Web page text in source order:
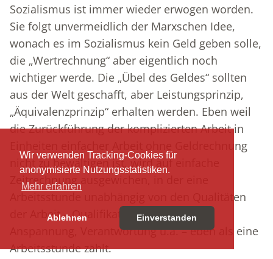
Wir verwenden Tracking-Cookies für
anonymisierte Nutzungsstatistiken.
Mehr erfahren
Ablehnen Einverstanden
Sozialismus ist immer wieder erwogen worden.
Sie folgt unvermeidlich der Marxschen Idee,
wonach es im Sozialismus kein Geld geben solle,
die „Wertrechnung“ aber eigentlich noch
wichtiger werde. Die „Übel des Geldes“ sollten
aus der Welt geschafft, aber Leistungsprinzip,
„Äquivalenzprinzip“ erhalten werden. Eben weil
die Zurückführung der komplizierten Arbeit in
Einheiten einfacher Arbeit ohne Geldrechnung
nicht zu bewältigen ist, wird auf einfache
Zeitrechnung ausgewichen, in der eine
Arbeitsstunde unabhängig von den Qualitäten
der Arbeit – Qualifikation, körperliche
Anspannung, Verantwortung u.a. – eben als eine
Arbeitsstunde zählt.